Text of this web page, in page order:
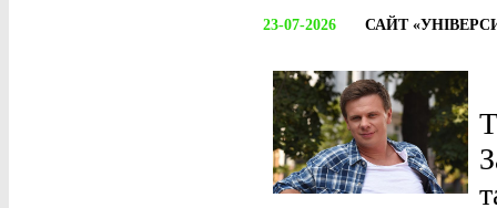
23-07-2026 САЙТ